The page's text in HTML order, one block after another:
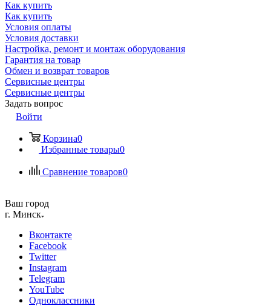
Как купить
Как купить
Условия оплаты
Условия доставки
Настройка, ремонт и монтаж оборудования
Гарантия на товар
Обмен и возврат товаров
Сервисные центры
Сервисные центры
Задать вопрос
Войти
Корзина0
Избранные товары0
Сравнение товаров0
Ваш город
г. Минск
Вконтакте
Facebook
Twitter
Instagram
Telegram
YouTube
Одноклассники